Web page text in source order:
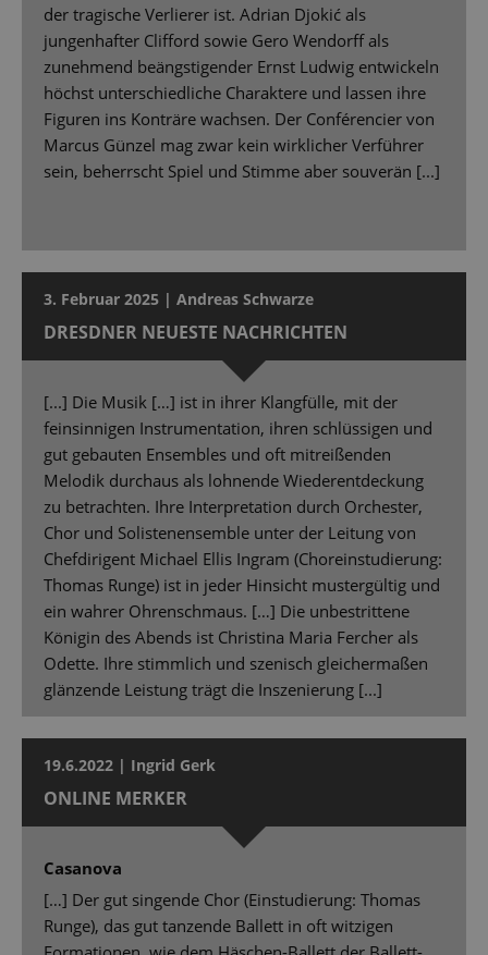
der tragische Verlierer ist. Adrian Djokić als
jungenhafter Clifford sowie Gero Wendorff als
zunehmend beängstigender Ernst Ludwig entwickeln
höchst unterschiedliche Charaktere und lassen ihre
Figuren ins Konträre wachsen. Der Conférencier von
Marcus Günzel mag zwar kein wirklicher Verführer
sein, beherrscht Spiel und Stimme aber souverän [...]
3. Februar 2025 | Andreas Schwarze
DRESDNER NEUESTE NACHRICHTEN
[...] Die Musik […] ist in ihrer Klangfülle, mit der
feinsinnigen Instrumentation, ihren schlüssigen und
gut gebauten Ensembles und oft mitreißenden
Melodik durchaus als lohnende Wiederentdeckung
zu betrachten. Ihre Interpretation durch Orchester,
Chor und Solistenensemble unter der Leitung von
Chefdirigent Michael Ellis Ingram (Choreinstudierung:
Thomas Runge) ist in jeder Hinsicht mustergültig und
ein wahrer Ohrenschmaus. […] Die unbestrittene
Königin des Abends ist Christina Maria Fercher als
Odette. Ihre stimmlich und szenisch gleichermaßen
glänzende Leistung trägt die Inszenierung [...]
19.6.2022 | Ingrid Gerk
ONLINE MERKER
Casanova
[…] Der gut singende Chor (Einstudierung: Thomas
Runge), das gut tanzende Ballett in oft witzigen